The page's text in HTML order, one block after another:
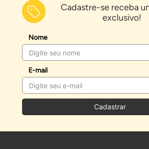
Cadastre-se receba
exclusivo!
Nome
E-mail
Cadastrar